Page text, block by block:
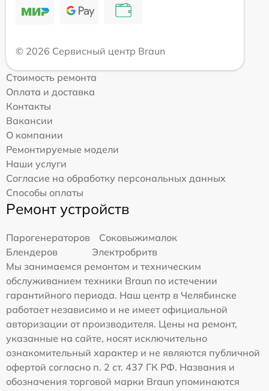
© 2026 Сервисный центр Braun
Стоимость ремонта
Оплата и доставка
Контакты
Вакансии
О компании
Ремонтируемые модели
Наши услуги
Согласие на обработку персональных данных
Способы оплаты
Ремонт устройств
Парогенераторов
Соковыжималок
Блендеров
Электробритв
Мы занимаемся ремонтом и техническим
обслуживанием техники Braun по истечении
гарантийного периода. Наш центр в Челябинске
работает независимо и не имеет официальной
авторизации от производителя. Цены на ремонт,
указанные на сайте, носят исключительно
ознакомительный характер и не являются публичной
офертой согласно п. 2 ст. 437 ГК РФ. Названия и
обозначения торговой марки Braun упоминаются